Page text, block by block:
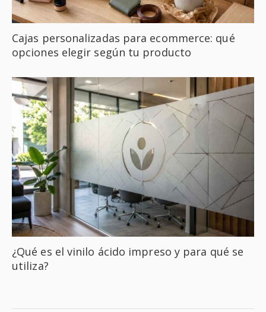
Cajas personalizadas para ecommerce: qué
opciones elegir según tu producto
¿Qué es el vinilo ácido impreso y para qué se
utiliza?